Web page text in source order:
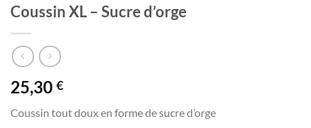
Coussin XL – Sucre d’orge
25,30 €
Coussin tout doux en forme de sucre d’orge